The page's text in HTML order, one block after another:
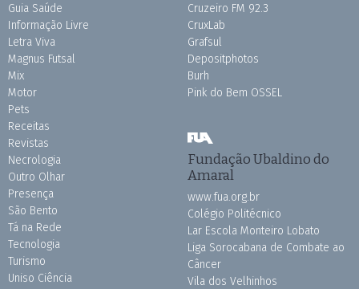
Guia Saúde
Informação Livre
Letra Viva
Magnus Futsal
Mix
Motor
Pets
Receitas
Revistas
Necrologia
Outro Olhar
Presença
São Bento
Tá na Rede
Tecnologia
Turismo
Uniso Ciência
Cruzeiro FM 92.3
CruxLab
Grafsul
Depositphotos
Burh
Pink do Bem OSSEL
Fundação Ubaldino do
Amaral
www.fua.org.br
Colégio Politécnico
Lar Escola Monteiro Lobato
Liga Sorocabana de Combate ao
Câncer
Vila dos Velhinhos